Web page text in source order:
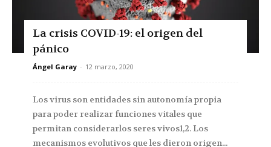
La crisis COVID-19: el origen del
pánico
Ángel Garay - 12 marzo, 2020
Los virus son entidades sin autonomía propia
para poder realizar funciones vitales que
permitan considerarlos seres vivos1,2. Los
mecanismos evolutivos que les dieron origen...